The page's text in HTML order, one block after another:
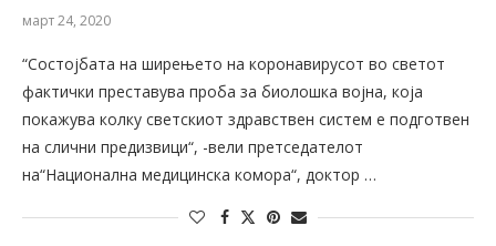
март 24, 2020
“Состојбата на ширењето на коронавирусот во светот
фактички преставува проба за биолошка војна, која
покажува колку светскиот здравствен систем е подготвен
на слични предизвици“, -вели претседателот
на“Национална медицинска комора“, доктор …